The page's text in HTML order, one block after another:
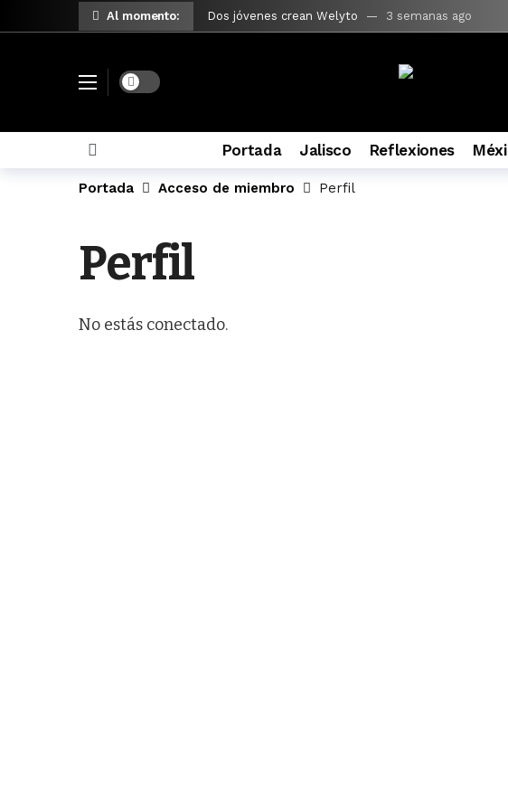
Al momento: Dos jóvenes crean Welyto 3 semanas ago
#Reflexiones EDG | Del agua sucia al baño de
Anuncian plan urgente para mejorar la calidad del
México entrega más de 388 toneladas de ayuda a
EE.UU. no ha presentado pruebas contra Rubén
Dark mode
Portada Jalisco Reflexiones
Portada Acceso de miembro Perfil
Perfil
No estás conectado.